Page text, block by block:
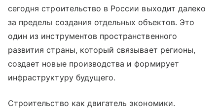
сегодня строительство в России выходит далеко
за пределы создания отдельных объектов. Это
один из инструментов пространственного
развития страны, который связывает регионы,
создает новые производства и формирует
инфраструктуру будущего.
Строительство как двигатель экономики.